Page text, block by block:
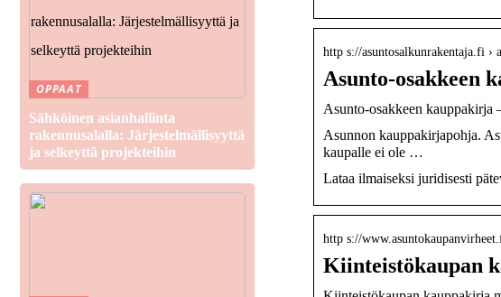
http s://asuntosalkunrakentaja.fi ›
Asunto-osakkeen
Asunto-osakkeen kauppakirja
Asunnon kauppakirjapohja.
kaupalle ei ole …
Lataa ilmaiseksi juridisesti
http s://
Kiinteistökaupan
OPPAAT
Sähköinen asianhallinta
rakennusalalla: Järjestelmällisyyttä
ja selkeyttä projekteihin